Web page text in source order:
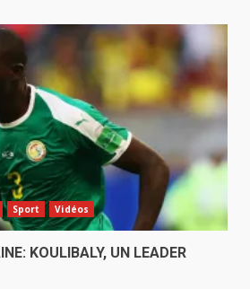
Sport Vidéos
KOULIBALY, UN LEADER